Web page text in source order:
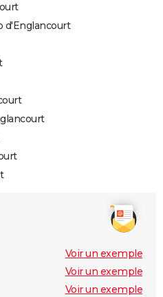
d'Englancourt
Voir un exemple
Voir un exemple
Voir un exemple